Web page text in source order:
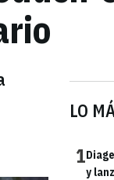
LO
1
y